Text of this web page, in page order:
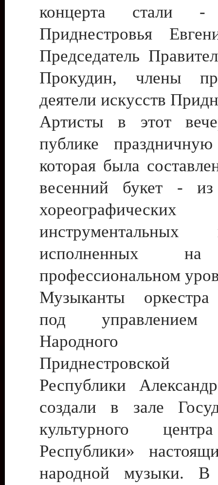
концерта стали -
Приднестровья
Председатель
Прокудин, члены
деятели искусств
Артисты в этот
публике
которая была
весенний букет - из
инструментальных
исполненных
профессиональном
Музыканты
под управлением
Народного
Приднестровской
Республики
создали в зале
культурного
Республики»
народной музыки. В